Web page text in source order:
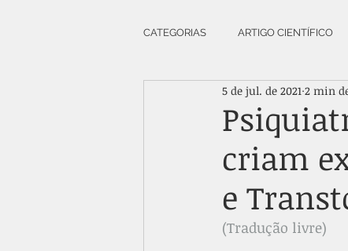
CATEGORIAS ARTIGO CIENTÍFICO
ESQUIZOFRENIA FILME
SAÚDE MENTAL |
criam
e
5 de jul. de 2021 2 min
(Tradução livre)